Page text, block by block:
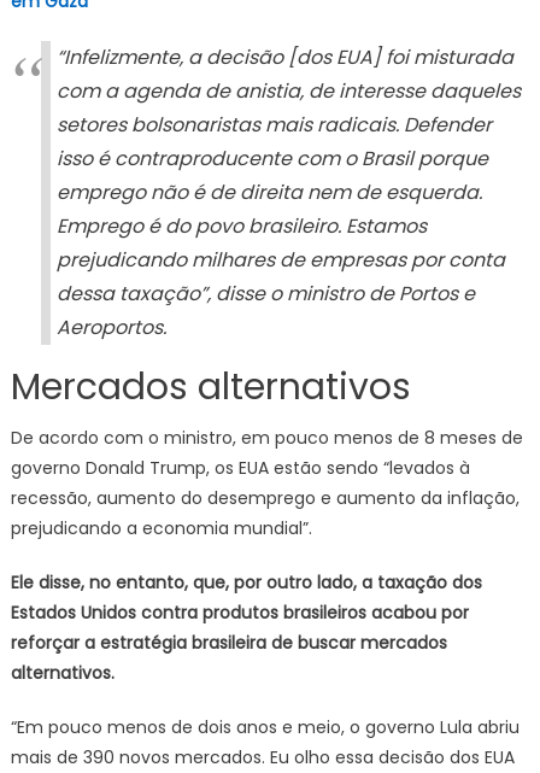
“Infelizmente, a decisão [dos EUA] foi misturada
com a agenda de anistia, de interesse daqueles
setores bolsonaristas mais radicais. Defender
isso é contraproducente com o Brasil porque
emprego não é de direita nem de esquerda.
Emprego é do povo brasileiro. Estamos
prejudicando milhares de empresas por conta
dessa taxação”, disse o ministro de Portos e
Aeroportos.
Mercados alternativos
De acordo com o ministro, em pouco menos de 8 meses de
governo Donald Trump, os EUA estão sendo “levados à
recessão, aumento do desemprego e aumento da inflação,
prejudicando a economia mundial”.
Ele disse, no entanto, que, por outro lado, a taxação dos
Estados Unidos contra produtos brasileiros acabou por
reforçar a estratégia brasileira de buscar mercados
alternativos.
“Em pouco menos de dois anos e meio, o governo Lula abriu
mais de 390 novos mercados. Eu olho essa decisão dos EUA